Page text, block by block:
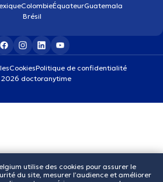
ColombieÉquateurGuatemala
Brésil
CookiesPolitique de confidentialité
doctoranytime
utilise des cookies pour assurer le
du site, mesurer l’audience et améliorer